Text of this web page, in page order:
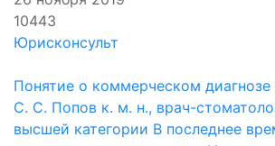
10443
Юрисконсульт
Понятие о коммерческом диагнозе
С. С. Попов к. м. н., врач-
высшей категории В последнее